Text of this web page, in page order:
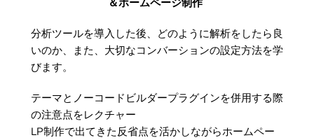
分析ツールを導入した後、どのように解析をしたら良
いのか、また、大切なコンバーションの設定方法を学
びます。
テーマとノーコードビルダープラグインを併用する際
の注意点をレクチャー
LP制作で出てきた反省点を活かしながらホームペー